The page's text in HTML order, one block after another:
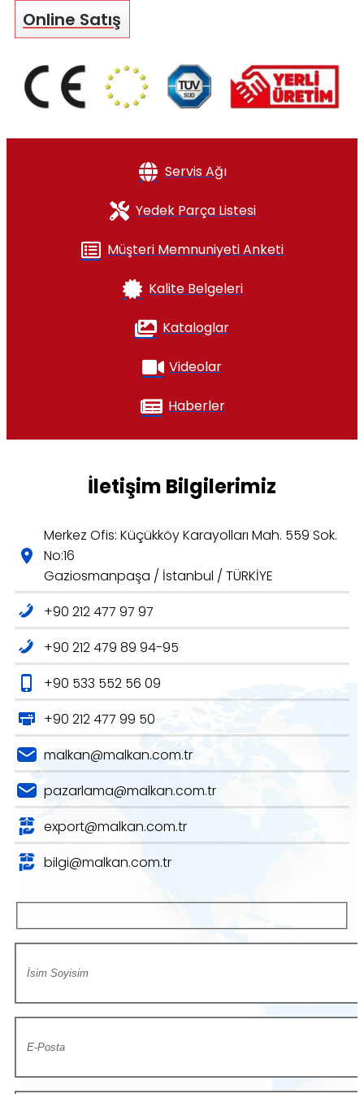
Online Satış
Servis Ağı
Yedek Parça Listesi
Müşteri Memnuniyeti Anketi
Kalite Belgeleri
Kataloglar
Videolar
Haberler
İletişim Bilgilerimiz
Merkez Ofis: Küçükköy Karayolları Mah. 559 Sok.
No:16
Gaziosmanpaşa / İstanbul / TÜRKİYE
+90 212 477 97 97
+90 212 479 89 94-95
+90 533 552 56 09
+90 212 477 99 50
malkan@malkan.com.tr
pazarlama@malkan.com.tr
export@malkan.com.tr
bilgi@malkan.com.tr